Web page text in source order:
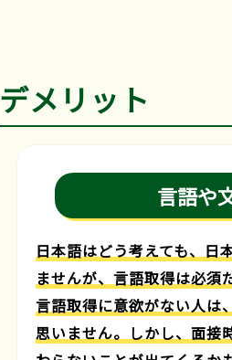
デメリット
言語や
日本語はどう考えても、日
ませんが、言語取得は必須
言語取得に意欲がない人は
思いません。しかし、面接